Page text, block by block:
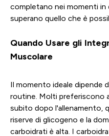
completano nei momenti in
superano quello che è
Quando Usare gli
Muscolare
Il momento ideale dipende
routine. Molti preferiscono
subito dopo l'allenamento,
riserve di glicogeno e la
carboidrati è alta. I